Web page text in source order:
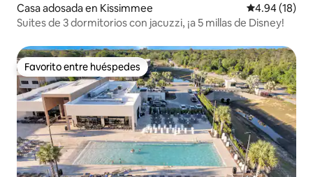
Casa adosada en Kissimmee Calificación
4.94 (18)
Suites de 3 dormitorios con jacuzzi, ¡a 5 millas de Disney!
Favorito entre huéspedes
Favorito entre huéspedes